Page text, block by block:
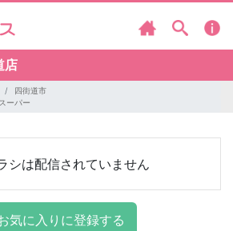
店
四街道市
ーパー
シは配信されていません